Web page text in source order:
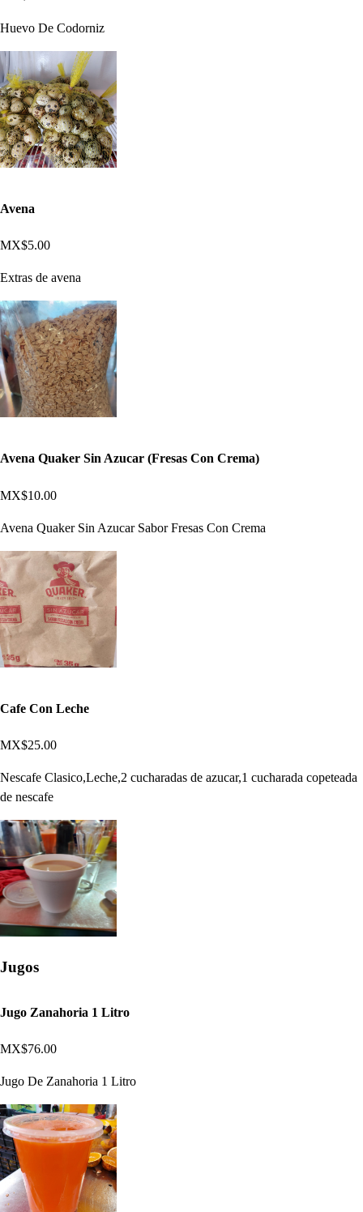
Huevo De Codorniz
Avena
MX$5.00
Extras de avena
Avena Quaker Sin Azucar (Fresas Con Crema)
MX$10.00
Avena Quaker Sin Azucar Sabor Fresas Con Crema
Cafe Con Leche
MX$25.00
Nescafe Clasico,Leche,2 cucharadas de azucar,1 cucharada copeteada
de nescafe
Jugos
Jugo Zanahoria 1 Litro
MX$76.00
Jugo De Zanahoria 1 Litro